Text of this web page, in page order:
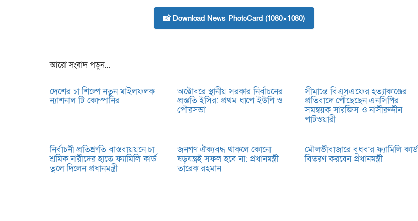
📸 Download News PhotoCard (1080×1080)
আরো সংবাদ পড়ুন...
দেশের চা শিল্পে নতুন মাইলফলক
ন্যাশনাল টি কোম্পানির
অক্টোবরে স্থানীয় সরকার নির্বাচনের
প্রস্ততি ইসির: প্রথম ধাপে ইউপি ও
পৌরসভা
সীমান্তে বিএসএফের হত্যাকাণ্ডের
প্রতিবাদে পৌঁছেছেন এনসিপির
সমন্বয়ক সারজিস ও নাসীরুদ্দীন
পাটওয়ারী
নির্বাচনী প্রতিশ্রুতি বাস্তবায়য়নে চা
শ্রমিক নারীদের হাতে ফ্যামিলি কার্ড
তুলে দিলেন প্রধানমন্ত্রী
জনগণ ঐক্যবদ্ধ থাকলে কোনো
ষড়যন্ত্রই সফল হবে না: প্রধানমন্ত্রী
তারেক রহমান
মৌলভীবাজারে বুধবার ফ্যামিলি কার্ড
বিতরণ করবেন প্রধানমন্ত্রী